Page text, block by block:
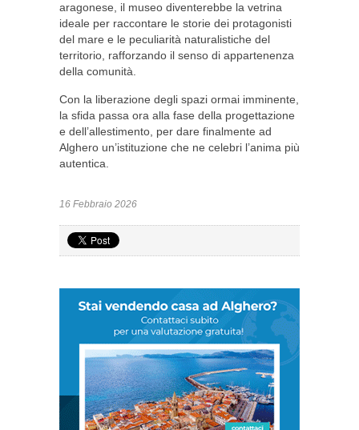
aragonese, il museo diventerebbe la vetrina
ideale per raccontare le storie dei protagonisti
del mare e le peculiarità naturalistiche del
territorio, rafforzando il senso di appartenenza
della comunità.
Con la liberazione degli spazi ormai imminente,
la sfida passa ora alla fase della progettazione
e dell’allestimento, per dare finalmente ad
Alghero un’istituzione che ne celebri l’anima più
autentica.
16 Febbraio 2026